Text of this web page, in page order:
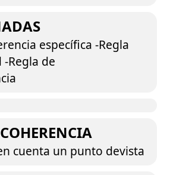
específica -Regla
Regla de
cuenta un punto devista